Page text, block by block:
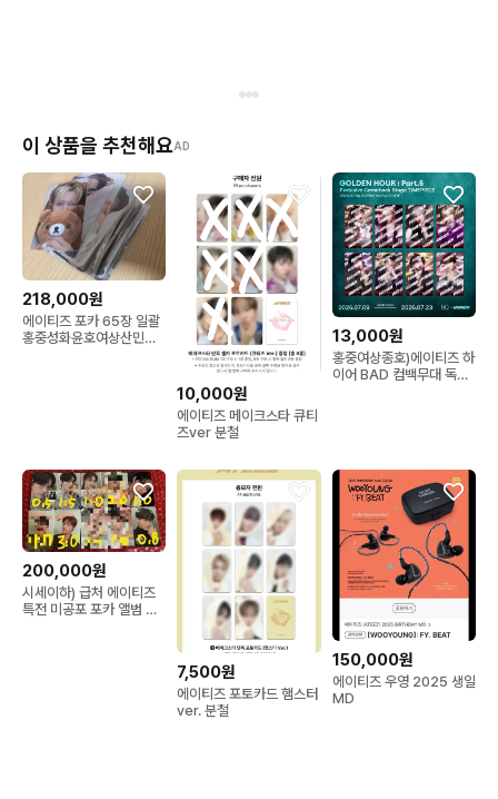
이 상품을 추천해요AD
218,000원
에이티즈 포카 65장 일괄
홍중성화윤호여상산민기
10,000원
에이티즈 메이크스타 큐티
즈ver 분철
13,000원
홍중여상종호)에이티즈 하
이어 BAD 컴백무대 독점
200,000원
시세이하) 급처 에이티즈
특전 미공포 포카 앨범 처
7,500원
에이티즈 포토카드 햄스터
ver. 분철
150,000원
에이티즈 우영 2025 생일
MD